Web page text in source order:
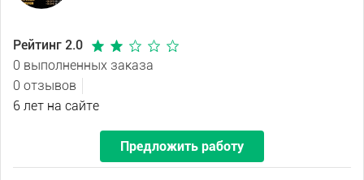
Рейтинг 2.0
0 выполненных заказа
0 отзывов
6 лет на сайте
Предложить работу